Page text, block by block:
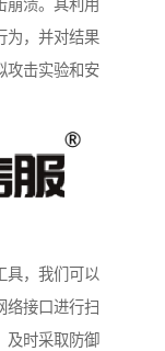
崩溃。其利用
为，并对结果
攻击实验和安
具，我们可以
络接口进行扫
及时采取防御